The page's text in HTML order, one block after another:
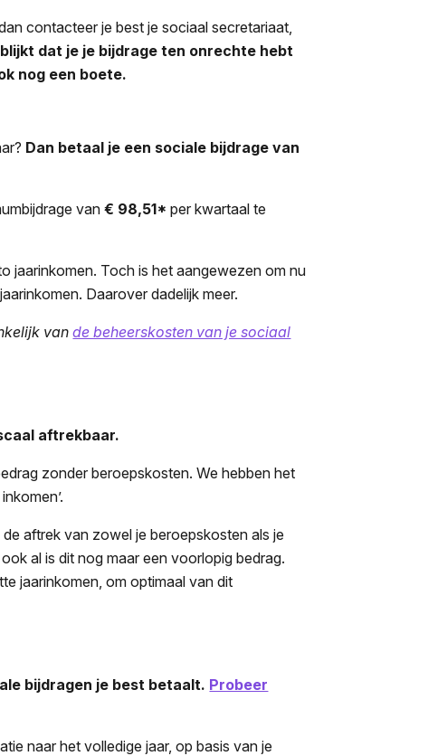
contacteer je best je sociaal secretariaat,
dat je je bijdrage ten onrechte hebt
nog een boete.
Dan betaal je een sociale bijdrage van
van€ 98,51* per kwartaal te
jaarinkomen. Toch is het aangewezen om nu
Daarover dadelijk meer.
vande beheerskosten van je sociaal
aftrekbaar.
zonder beroepskosten. We hebben het
aftrek van zowel je beroepskosten als je
al is dit nog maar een voorlopig bedrag.
jaarinkomen, om optimaal van dit
bijdragen je best betaalt. Probeer
naar het volledige jaar, op basis van je